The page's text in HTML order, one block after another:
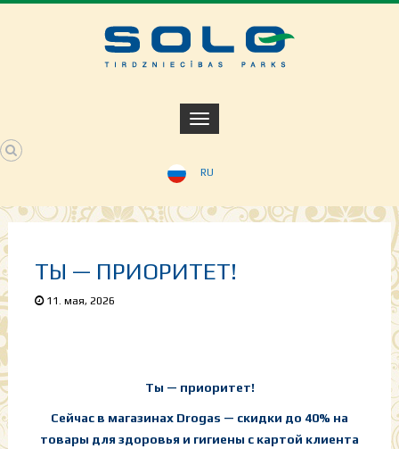
RU
ТЫ — ПРИОРИТЕТ!
11. мая, 2026
Ты — приоритет!
Cейчас в магазинах Drogas — скидки до 40% на
товары для здоровья и гигиены с картой клиента